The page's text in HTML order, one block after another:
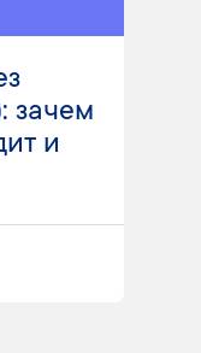
зачем
и